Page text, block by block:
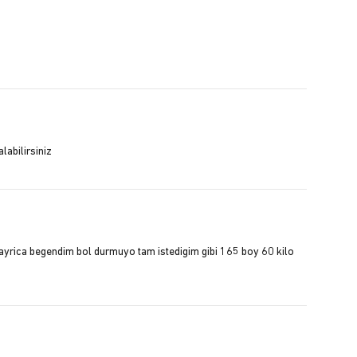
begendim bol durmuyo tam istedigim gibi 165 boy 60 kilo